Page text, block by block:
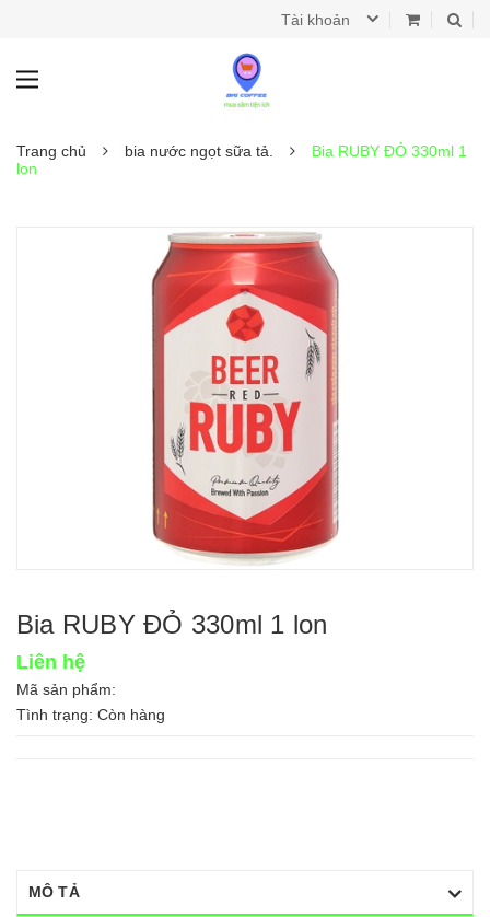
Tài khoản
Trang chủ bia nước ngọt sữa tả.
Bia RUBY ĐỎ 330ml 1
lon
Bia RUBY ĐỎ 330ml 1 lon
Liên hệ
Mã sản phẩm:
Tình trạng: Còn hàng
MÔ TẢ